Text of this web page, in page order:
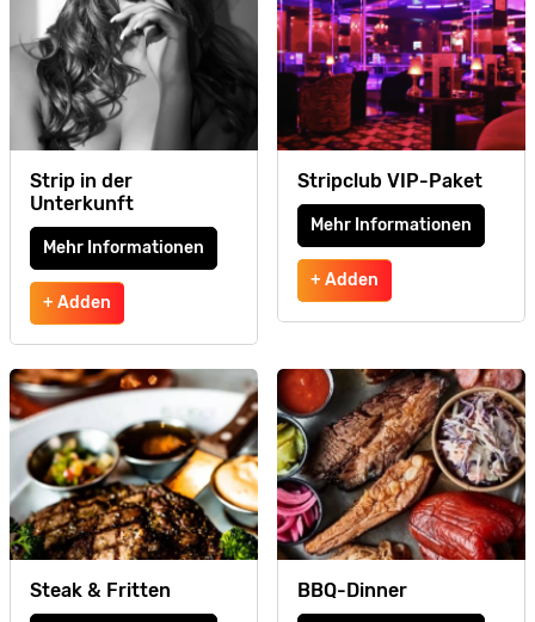
Strip in der
Unterkunft
Mehr Informationen
+ Adden
Stripclub VIP-Paket
Mehr Informationen
+ Adden
Steak & Fritten BBQ-Dinner